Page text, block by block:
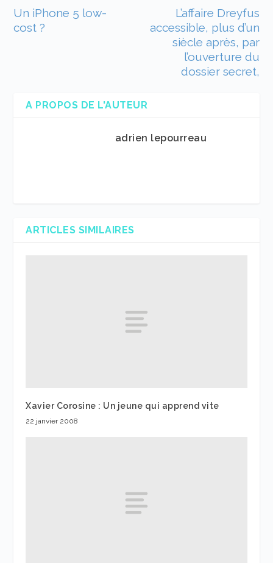
Un iPhone 5 low-
cost ?
L’affaire Dreyfus
accessible, plus d’un
siècle après, par
l’ouverture du
dossier secret,
A PROPOS DE L'AUTEUR
adrien lepourreau
ARTICLES SIMILAIRES
Xavier Corosine : Un jeune qui apprend vite
22 janvier 2008